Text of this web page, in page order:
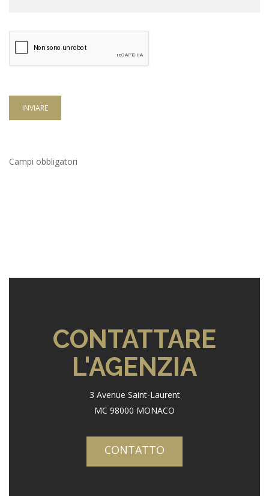
INVIARE
Campi obbligatori
CONTATTARE
L'AGENZIA
3 Avenue Saint-Laurent
MC 98000 MONACO
CONTATTO